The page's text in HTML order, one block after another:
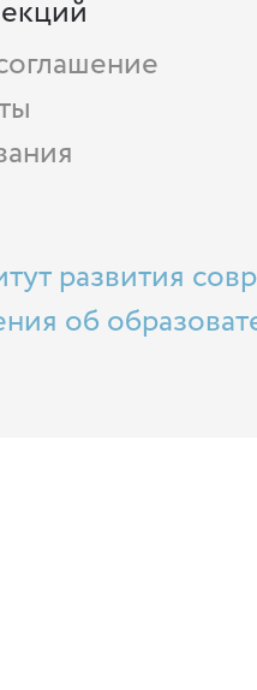
развития
об